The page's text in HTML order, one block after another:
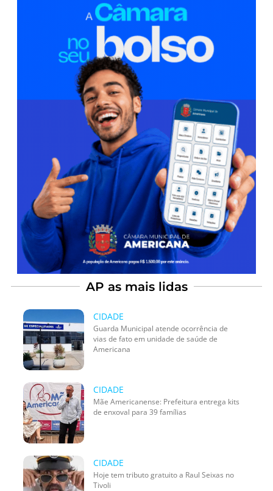
AP as mais lidas
CIDADE
Guarda Municipal atende ocorrência de
vias de fato em unidade de saúde de
Americana
CIDADE
Mãe Americanense: Prefeitura entrega kits
de enxoval para 39 famílias
CIDADE
Hoje tem tributo gratuito a Raul Seixas no
Tivoli